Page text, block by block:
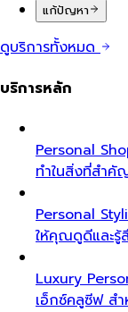
แก้ปัญหา
ดูบริการทั้งหมด
บริการหลัก
Personal
ทำในสิ่งที่สำคั
Personal
ให้คุณดูดีและรู้
Luxury
เอ็กซ์คลูซีฟ ส